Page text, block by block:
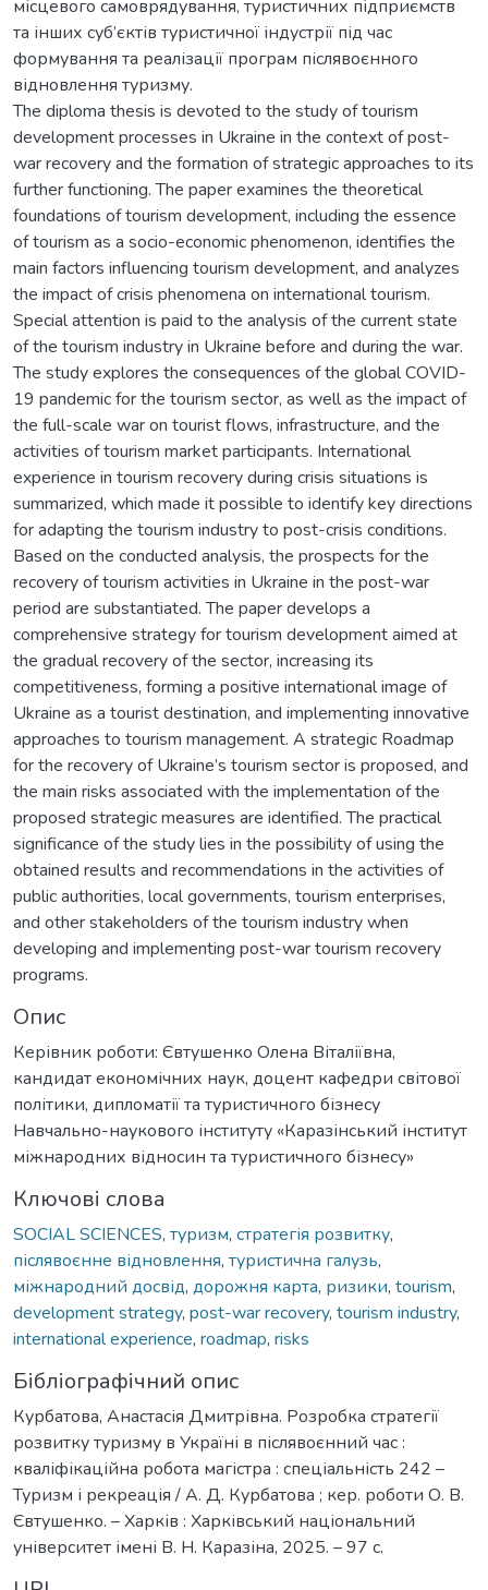
місцевого самоврядування, туристичних підприємств
та інших суб’єктів туристичної індустрії під час
формування та реалізації програм післявоєнного
відновлення туризму.
The diploma thesis is devoted to the study of tourism
development processes in Ukraine in the context of post-
war recovery and the formation of strategic approaches to its
further functioning. The paper examines the theoretical
foundations of tourism development, including the essence
of tourism as a socio-economic phenomenon, identifies the
main factors influencing tourism development, and analyzes
the impact of crisis phenomena on international tourism.
Special attention is paid to the analysis of the current state
of the tourism industry in Ukraine before and during the war.
The study explores the consequences of the global COVID-
19 pandemic for the tourism sector, as well as the impact of
the full-scale war on tourist flows, infrastructure, and the
activities of tourism market participants. International
experience in tourism recovery during crisis situations is
summarized, which made it possible to identify key directions
for adapting the tourism industry to post-crisis conditions.
Based on the conducted analysis, the prospects for the
recovery of tourism activities in Ukraine in the post-war
period are substantiated. The paper develops a
comprehensive strategy for tourism development aimed at
the gradual recovery of the sector, increasing its
competitiveness, forming a positive international image of
Ukraine as a tourist destination, and implementing innovative
approaches to tourism management. A strategic Roadmap
for the recovery of Ukraine’s tourism sector is proposed, and
the main risks associated with the implementation of the
proposed strategic measures are identified. The practical
significance of the study lies in the possibility of using the
obtained results and recommendations in the activities of
public authorities, local governments, tourism enterprises,
and other stakeholders of the tourism industry when
developing and implementing post-war tourism recovery
programs.
Опис
Керівник роботи: Євтушенко Олена Віталіївна,
кандидат економічних наук, доцент кафедри світової
політики, дипломатії та туристичного бізнесу
Навчально-наукового інституту «Каразінський інститут
міжнародних відносин та туристичного бізнесу»
Ключові слова
SOCIAL SCIENCES, туризм, стратегія розвитку,
післявоєнне відновлення, туристична галузь,
міжнародний досвід, дорожня карта, ризики, tourism,
development strategy, post-war recovery, tourism industry,
international experience, roadmap, risks
Бібліографічний опис
Курбатова, Анастасія Дмитрівна. Розробка стратегії
розвитку туризму в Україні в післявоєнний час :
кваліфікаційна робота магістра : спеціальність 242 –
Туризм і рекреація / А. Д. Курбатова ; кер. роботи О. В.
Євтушенко. – Харків : Харківський національний
університет імені В. Н. Каразіна, 2025. – 97 с.